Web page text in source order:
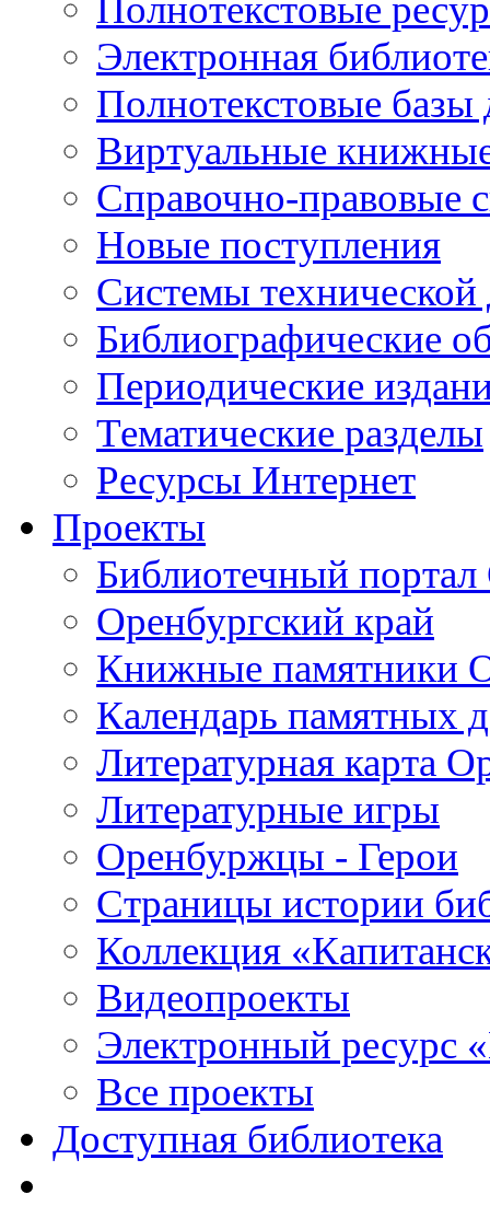
Полнотекстовые
Электронная
Полнотекстовые
Виртуальные
Справочно-правовые
Новые поступления
Cистемы
Библиографические
Периодические
Тематические разделы
Ресурсы Интернет
Проекты
Библиотечный портал
Оренбургский край
Книжные памятники
Календарь памятных
Литературная карта
Литературные игры
Оренбуржцы - Герои
Страницы истории
Коллекция
Видеопроекты
Электронный ресурс
Все проекты
Доступная библиотека